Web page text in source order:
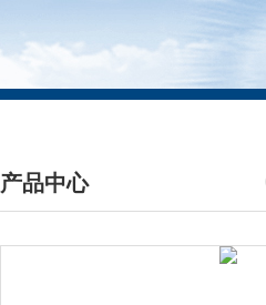
产品中心
/ PRODUCTS CENTER